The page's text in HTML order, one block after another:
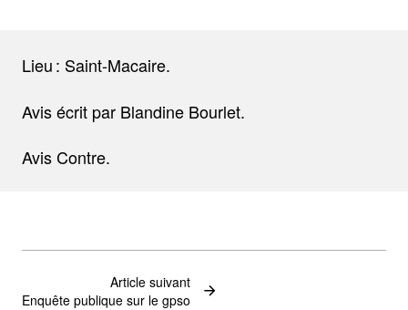
Lieu : Saint-Macaire.
Avis écrit par Blandine Bourlet.
Avis Contre.
Article suivant
Enquête publique sur le gpso